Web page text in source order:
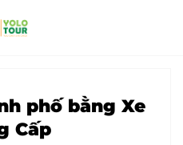
phố bằng Xe
Cấp